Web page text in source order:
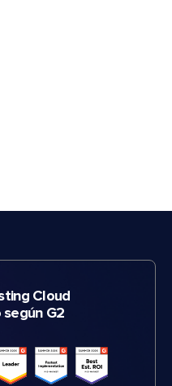
Cloud
G2